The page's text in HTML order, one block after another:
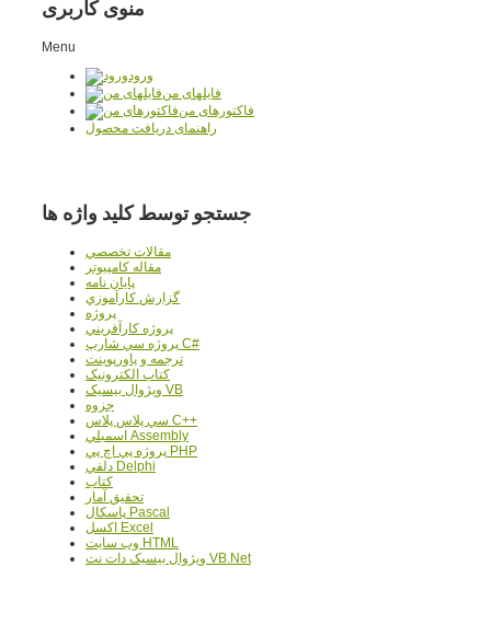
منوی کاربری
Menu
ورود
فایلهای من
فاکتورهای من
راهنمای دریافت محصول
جستجو توسط کلید واژه ها
مقالات تخصصي
مقاله کامپیوتر
پایان نامه
گزارش کارآموزي
پروژه
پروژه کارآفريني
پروژه سي شارپ C#
ترجمه و پاورپوينت
کتاب الکترونيک
ويژوال بيسيک VB
جزوه
سي پلاس پلاس C++
اسمبلي Assembly
پروژه پي اچ پي PHP
دلفي Delphi
کتاب
تحقيق آمار
پاسکال Pascal
اکسل Excel
وب سايت HTML
ويژوال بيسيک دات نت VB.Net